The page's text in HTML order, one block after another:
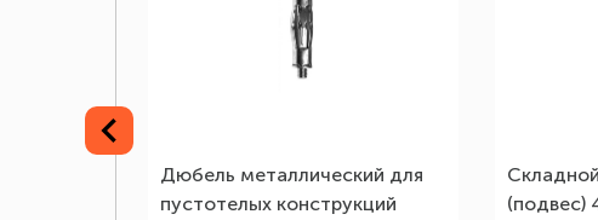
Дюбель металлический для
пустотелых конструкций
(подвес)